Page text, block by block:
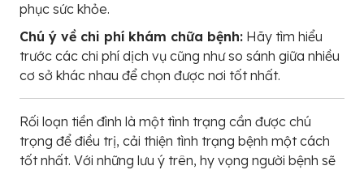
phục sức khỏe.
Chú ý về chi phí khám chữa bệnh: Hãy tìm hiểu
trước các chi phí dịch vụ cũng như so sánh giữa nhiều
cơ sở khác nhau để chọn được nơi tốt nhất.
Rối loạn tiền đình là một tình trạng cần được chú
trọng để điều trị, cải thiện tình trạng bệnh một cách
tốt nhất. Với những lưu ý trên, hy vọng người bệnh sẽ